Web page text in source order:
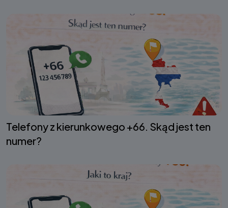
Telefony z kierunkowego +66. Skąd jest ten
numer?